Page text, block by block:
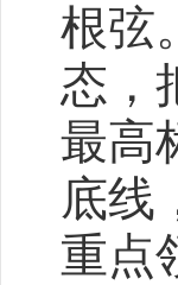
根弦
态，
最高
底线
重点